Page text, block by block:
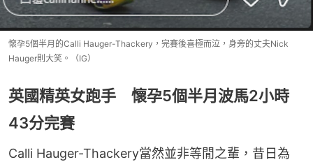
懷孕5個半月的Calli Hauger-Thackery，完賽後喜極而泣，身旁的丈夫Nick
Hauger則大笑。（IG）
英國精英女跑手 懷孕5個半月波馬2小時
43分完賽
Calli Hauger-Thackery當然並非等閒之輩，昔日為